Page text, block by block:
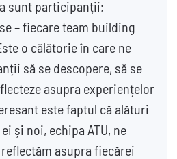
sunt participanții;
– fiecare team building
o călătorie în care ne
să se descopere, să se
asupra experiențelor
este faptul că alături
și noi, echipa ATU, ne
asupra fiecărei